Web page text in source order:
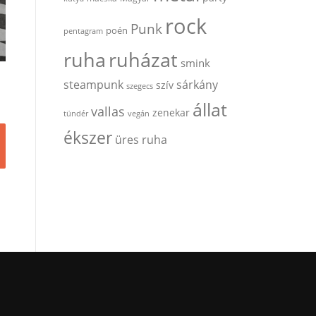
Ennek
pentagram poén Punk rock
ruha ruházat smink
steampunk szegecs szív sárkány
tündér vallas vegán zenekar állat
ékszer üres ruha